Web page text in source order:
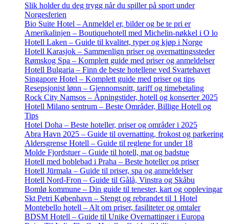
Slik holder du deg trygg når du spiller på sport under
Norgesferien
Bio Suite Hotel – Anmeldel er, bilder og be te pri er
Amerikalinjen – Boutiquehotell med Michelin-nøkkel i O lo
Hotell Laken – Guide til kvalitet, typer og kjøp i Norge
Hotell Karasjok – Sammenlign priser og overnattingssteder
Rømskog Spa – Komplett guide med priser og anmeldelser
Hotell Bulgaria – Finn de beste hotellene ved Svartehavet
Singapore Hotel – Komplett guide med priser og tips
Resepsjonist lønn – Gjennomsnitt, tariff og timebetaling
Rock City Namsos – Åpningstider, hotell og konserter 2025
Hotell Milano sentrum – Beste Områder, Billige Hotell og
Tips
Hotel Doha – Beste hoteller, priser og områder i 2025
Abra Havn 2025 – Guide til overnatting, frokost og parkering
Aldersgrense Hotell – Guide til reglene for under 18
Molde Fjordstuer – Guide til hotell, mat og badstue
Hotell med boblebad i Praha – Beste hoteller og priser
Hotell Jūrmala – Guide til priser, spa og anmeldelser
Hotell Nord-Fron – Guide til Gålå, Vinstra og Skåbu
Bomlø kommune – Din guide til tenester, kart og opplevingar
Skt Petri København – Stengt og rebrandet til 1 Hotel
Montebello hotell – Alt om priser, fasiliteter og omtaler
BDSM Hotell – Guide til Unike Overnattinger i Europa